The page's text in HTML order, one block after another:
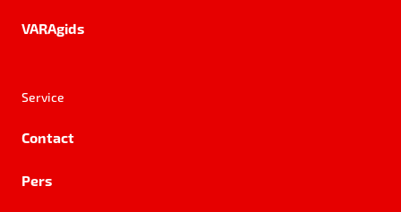
VARAgids
Service
Contact
Pers